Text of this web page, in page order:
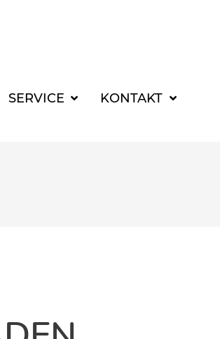
SERVICE KONTAKT